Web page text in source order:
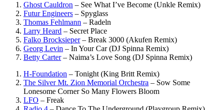
Ghost Cauldron – See What I’ve Become (Unkle Remix)
Futur Engineers – Spyglass
Thomas Fehlmann – Radeln
Larry Heard – Secret Place
Falko Brocksieper– Break 3000 (Akufen Remix)
Georg Levin – In Your Car (DJ Spinna Remix)
Betty Carter– Naima’s Love Song (DJ Spinna Remix)
H-Foundation – Tonight (King Britt Remix)
The Silver Mt. Zion Memorial Orchestra – Sow Some
Lonesome Corner So Many Flowers Bloom
LFO – Freak